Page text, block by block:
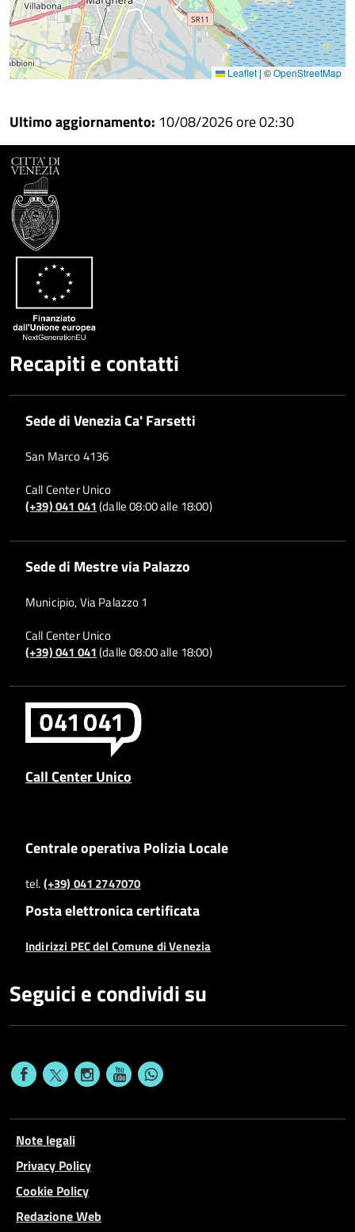
Leaflet | ©OpenStreetMap
Ultimo aggiornamento: 10/08/2026 ore 02:30
Recapiti e contatti
Sede di Venezia Ca' Farsetti
San Marco 4136
Call Center Unico
(+39) 041 041(dalle 08:00 alle 18:00)
Sede di Mestre via Palazzo
Municipio, Via Palazzo 1
Call Center Unico
(+39) 041 041(dalle 08:00 alle 18:00)
Call Center Unico
Centrale operativa Polizia Locale
tel.(+39) 041 2747070
Posta elettronica certificata
Indirizzi PEC del Comune di Venezia
Seguici e condividi su
Note legali
Privacy Policy
Cookie Policy
Redazione Web